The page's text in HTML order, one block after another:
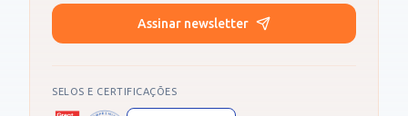
Assinar newsletter
SELOS E CERTIFICAÇÕES